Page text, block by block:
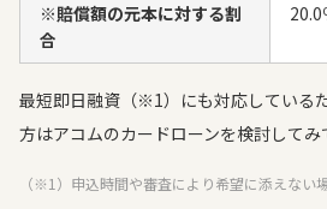
※賠償額の元本に対する割
合
20.0
最短即日融資（※1）にも対応している
方はアコムのカードローンを検討してみ
（※1）申込時間や審査により希望に添えない